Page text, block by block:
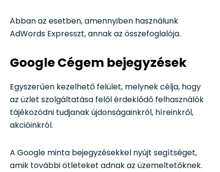
Abban az esetben, amennyiben használunk
AdWords Expresszt, annak az összefoglalója.
Google Cégem bejegyzések
Egyszerűen kezelhető felület, melynek célja, hogy
az üzlet szolgáltatása felől érdeklődő felhasználók
tájékozódni tudjanak újdonságainkról, híreinkről,
akcióinkról.
A Google minta bejegyzésekkel nyújt segítséget,
amik további ötleteket adnak az üzemeltetőknek.